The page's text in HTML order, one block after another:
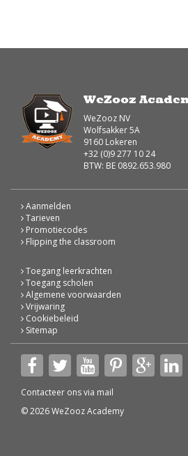
WeZooz
WeZooz NV
Wolfsakker 5A
9160 Lokeren
+32 (0)9 277 10 24
BTW: BE 0892.653.980
Aanmelden
Tarieven
Promotiecodes
Flipping the classroom
Toegang leerkrachten
Toegang scholen
Algemene voorwaarden
Vrijwaring
Cookiebeleid
Sitemap
Contacteer ons via mail
© 2026 WeZooz Academy